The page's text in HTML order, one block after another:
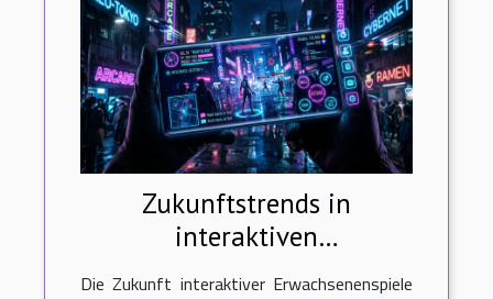
Zukunftstrends in
interaktiven
Erwachsenenspielen für
Die Zukunft interaktiver Erwachsenenspiele